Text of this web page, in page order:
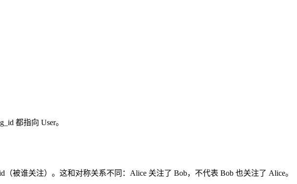
都指向 User。
被谁关注）。这和对称关系不同：Alice 关注了 Bob，不代表 Bob 也关注了 Alice。